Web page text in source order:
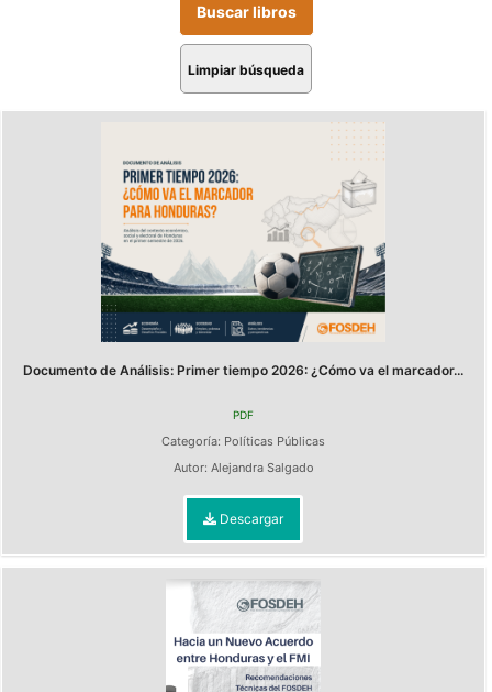
Limpiar búsqueda
Documento de Análisis: Primer tiempo 2026: ¿Cómo va el marcador...
PDF
Categoría: Políticas Públicas
Autor: Alejandra Salgado
Descargar